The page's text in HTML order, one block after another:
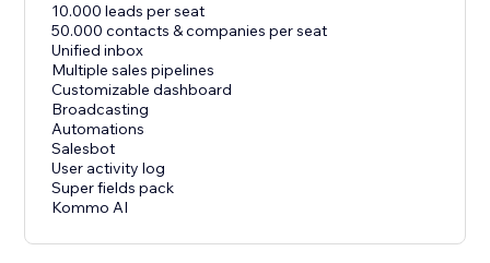
10.000 leads per seat
50.000 contacts & companies per seat
Unified inbox
Multiple sales pipelines
Customizable dashboard
Broadcasting
Automations
Salesbot
User activity log
Super fields pack
Kommo AI